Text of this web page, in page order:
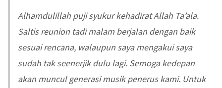
Alhamdulillah puji syukur kehadirat Allah Ta’ala.
Saltis reunion tadi malam berjalan dengan baik
sesuai rencana, walaupun saya mengakui saya
sudah tak seenerjik dulu lagi. Semoga kedepan
akan muncul generasi musik penerus kami. Untuk